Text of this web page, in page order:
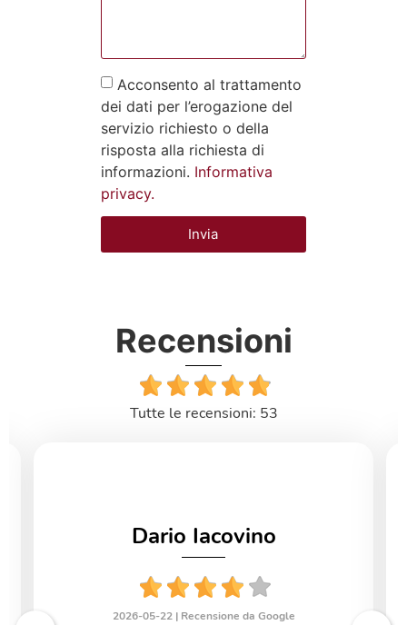
Acconsento al trattamento
dei dati per l’erogazione del
servizio richiesto o della
risposta alla richiesta di
informazioni. Informativa
privacy.
Invia
Recensioni
Tutte le recensioni: 53
Dario Iacovino
2026-05-22 | Recensione da Google